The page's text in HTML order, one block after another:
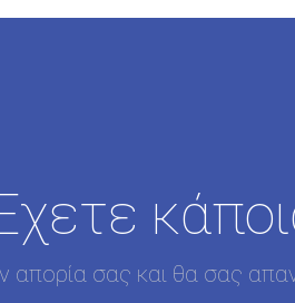
απορία σας και θα σας